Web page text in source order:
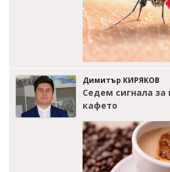
Димитър КИРЯКОВ
Седем сигнала за
кафето